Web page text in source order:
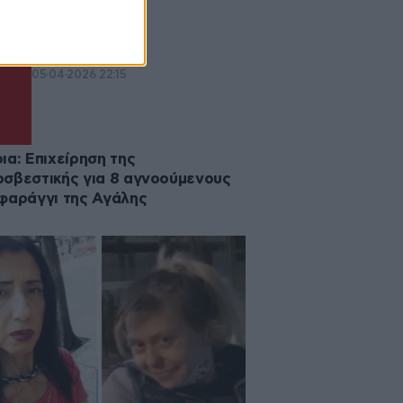
05·04·2026 22:15
Επιχείρηση της
για 8 αγνοούμενους
της Αγάλης